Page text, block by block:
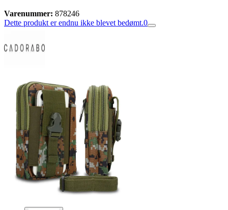
Varenummer: 878246
Dette produkt er endnu ikke blevet bedømt.0